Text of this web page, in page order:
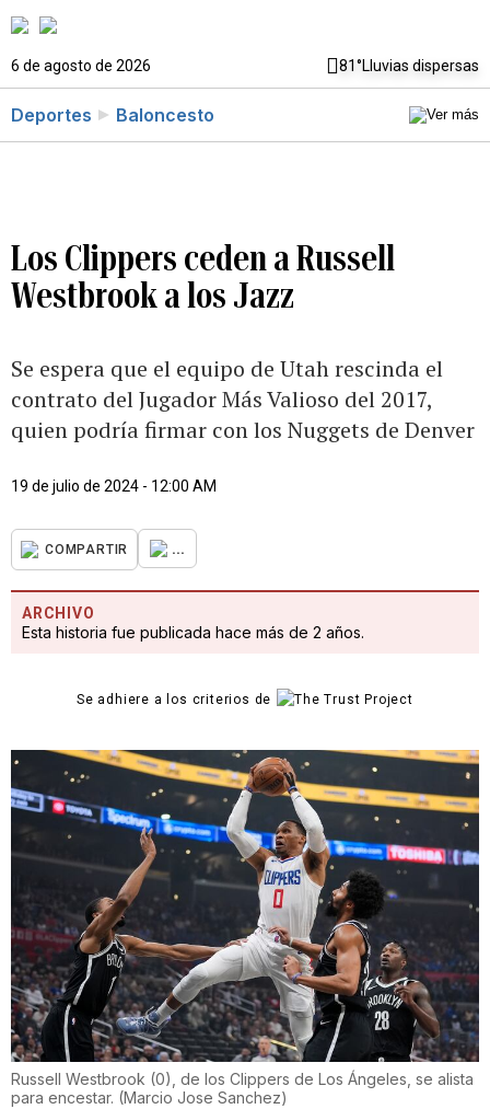
6 de agosto de 2026 81°Lluvias dispersas
Deportes Baloncesto
Los Clippers ceden a Russell
Westbrook a los Jazz
Se espera que el equipo de Utah rescinda el
contrato del Jugador Más Valioso del 2017,
quien podría firmar con los Nuggets de Denver
19 de julio de 2024 - 12:00 AM
COMPARTIR ...
ARCHIVO
Esta historia fue publicada hace más de 2 años.
Se adhiere a los criterios de
Russell Westbrook (0), de los Clippers de Los Ángeles, se alista
para encestar. (Marcio Jose Sanchez)